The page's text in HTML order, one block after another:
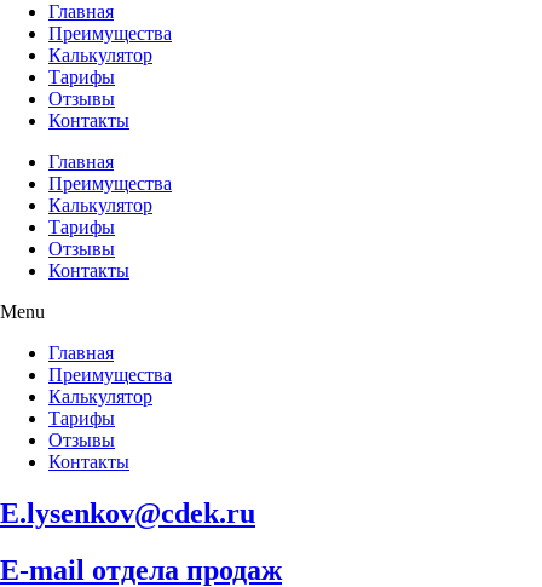
Главная
Преимущества
Калькулятор
Тарифы
Отзывы
Контакты
Главная
Преимущества
Калькулятор
Тарифы
Отзывы
Контакты
Menu
Главная
Преимущества
Калькулятор
Тарифы
Отзывы
Контакты
E.lysenkov@cdek.ru
E-mail отдела продаж